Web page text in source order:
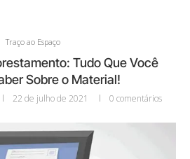
Traço ao Espaço
Tudo Que Você
Sobre o Material!
22 de julho de 2021 0 comentários